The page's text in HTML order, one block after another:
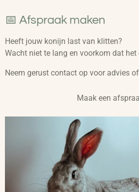
📅 Afspraak maken
Heeft jouw konijn last van klitten?
Wacht niet te lang en voorkom dat het
Neem gerust contact op voor advies
Maak een